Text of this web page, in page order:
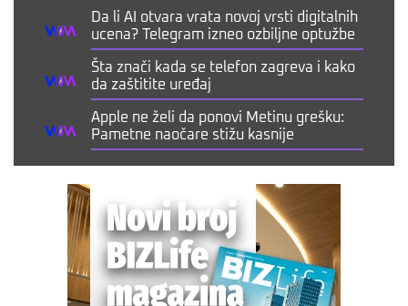
Da li AI otvara vrata novoj vrsti digitalnih
ucena? Telegram izneo ozbiljne optužbe
Šta znači kada se telefon zagreva i kako
da zaštitite uređaj
Apple ne želi da ponovi Metinu grešku:
Pametne naočare stižu kasnije